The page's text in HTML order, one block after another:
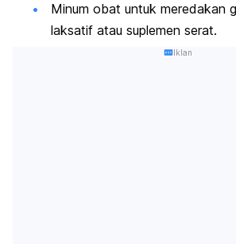
Minum obat untuk meredakan
laksatif atau suplemen serat.
Iklan